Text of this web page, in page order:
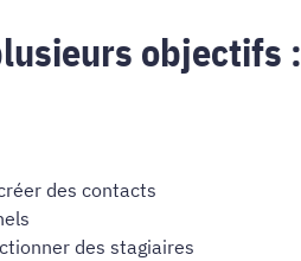
objectifs :
des contacts
des stagiaires